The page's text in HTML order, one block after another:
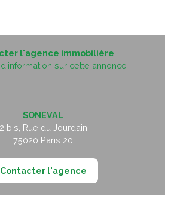
l'agence immobilière
sur cette annonce
SONEVAL
2 bis, Rue du Jourdain
75020 Paris 20
Contacter l'agence